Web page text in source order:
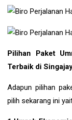
Pilihan Paket
Terbaik di
Adapun pilihan
pilih sekarang ini